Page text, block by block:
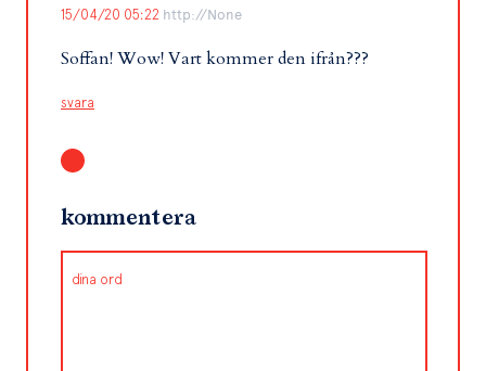
15/04/20 05:22 http://None
Soffan! Wow! Vart kommer den ifrån???
svara
kommentera